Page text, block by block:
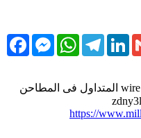
MessengerWhatsAppTelegramLinkedIn
دالة ارقام الحرير xxx و GG و السلك wire المتداول فى المطاحن
https://